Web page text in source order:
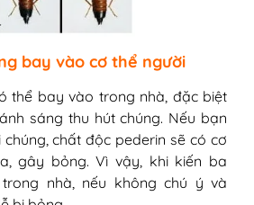
bay vào cơ thể người
thể bay vào trong nhà, đặc biệt
sáng thu hút chúng. Nếu bạn
chất độc pederin sẽ có cơ
gây bỏng. Vì vậy, khi kiến ba
nhà, nếu không chú ý và